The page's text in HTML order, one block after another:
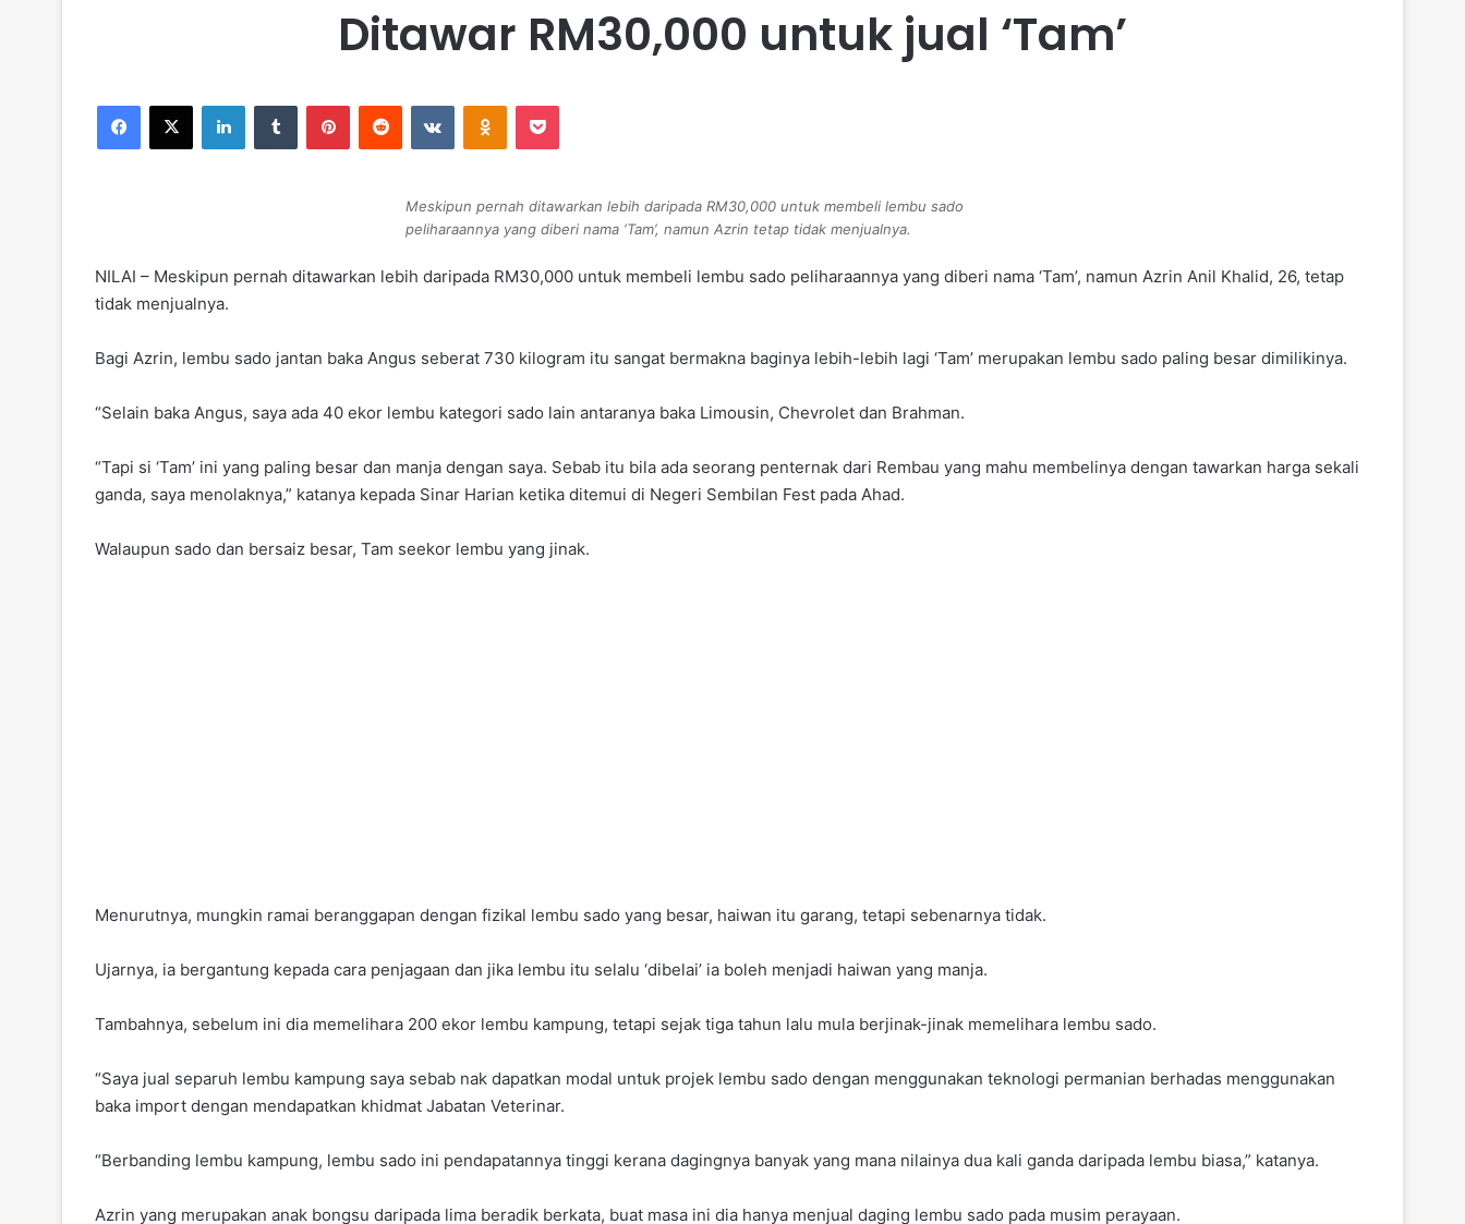
Ditawar RM30,000 untuk jual ‘Tam’
Meskipun pernah ditawarkan lebih daripada RM30,000 untuk membeli lembu sado
peliharaannya yang diberi nama ‘Tam’, namun Azrin tetap tidak menjualnya.
NILAI – Meskipun pernah ditawarkan lebih daripada RM30,000 untuk membeli lembu sado peliharaannya yang diberi nama ‘Tam’, namun Azrin Anil Khalid, 26, tetap
tidak menjualnya.
Bagi Azrin, lembu sado jantan baka Angus seberat 730 kilogram itu sangat bermakna baginya lebih-lebih lagi ‘Tam’ merupakan lembu sado paling besar dimilikinya.
“Selain baka Angus, saya ada 40 ekor lembu kategori sado lain antaranya baka Limousin, Chevrolet dan Brahman.
“Tapi si ‘Tam’ ini yang paling besar dan manja dengan saya. Sebab itu bila ada seorang penternak dari Rembau yang mahu membelinya dengan tawarkan harga sekali
ganda, saya menolaknya,” katanya kepada Sinar Harian ketika ditemui di Negeri Sembilan Fest pada Ahad.
Walaupun sado dan bersaiz besar, Tam seekor lembu yang jinak.
Menurutnya, mungkin ramai beranggapan dengan fizikal lembu sado yang besar, haiwan itu garang, tetapi sebenarnya tidak.
Ujarnya, ia bergantung kepada cara penjagaan dan jika lembu itu selalu ‘dibelai’ ia boleh menjadi haiwan yang manja.
Tambahnya, sebelum ini dia memelihara 200 ekor lembu kampung, tetapi sejak tiga tahun lalu mula berjinak-jinak memelihara lembu sado.
“Saya jual separuh lembu kampung saya sebab nak dapatkan modal untuk projek lembu sado dengan menggunakan teknologi permanian berhadas menggunakan
baka import dengan mendapatkan khidmat Jabatan Veterinar.
“Berbanding lembu kampung, lembu sado ini pendapatannya tinggi kerana dagingnya banyak yang mana nilainya dua kali ganda daripada lembu biasa,” katanya.
Azrin yang merupakan anak bongsu daripada lima beradik berkata, buat masa ini dia hanya menjual daging lembu sado pada musim perayaan.